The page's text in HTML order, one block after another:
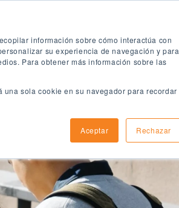
información sobre cómo interactúa con
su experiencia de navegación y para
Para obtener más información sobre las
sola cookie en su navegador para recordar
Aceptar Rechazar